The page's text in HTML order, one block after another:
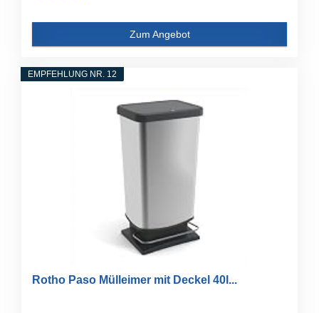
Zum Angebot
EMPFEHLUNG NR. 12
Rotho Paso Mülleimer mit Deckel 40l...